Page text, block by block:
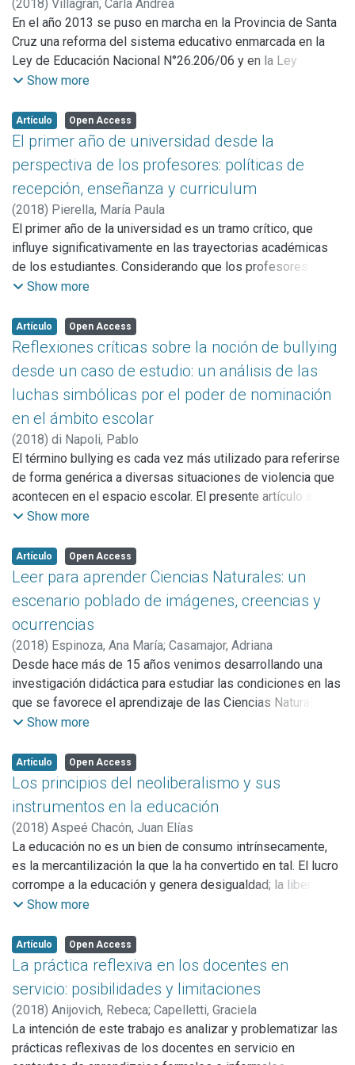
de una pedagogía que, edificada a la luz del desarrollo
como empoderamiento, sirve para replantear, con
propósitos de isomorfismo, tanto la formación como la
actuación de educadores y trabajadores sociales.
(2018) Villagran, Carla Andrea
En el año 2013 se puso en marcha en la Provincia de Santa
Cruz una reforma del sistema educativo enmarcada en la
Ley de Educación Nacional N°26.206/06 y en la Ley
Provincial de Educación N° 3305/12.
como tecnologías políticas de regulación y sus efectos en
la producción de subjetividades. Las nociones de
tecnología y de regulación aportan a la comprensión de los
procesos de afectación que produce la reforma en la
subjetividad de directivos y docentes y en su propio
quehacer a través de la introducción de un conjunto de
nuevos conceptos, términos y maneras de indicar cómo se
deben guiar las prácticas en la escuela. En concreto, nos
estamos refiriendo a los modos de regulación y de
conducción de las conductas que operan como parte de las
Show more
Artículo Open Access
El primer año de universidad desde la
perspectiva de los profesores: políticas de
recepción, enseñanza y curriculum
(2018) Pierella, María Paula
El primer año de la universidad es un tramo crítico, que
influye significativamente en las trayectorias académicas
de los estudiantes. Considerando que los profesores de
primer año constituyen actores centrales en el proceso de
acercamiento a una serie de dimensiones implicadas en el
ejercicio de la docencia universitaria en dicho ciclo.
Específicamente, el trabajo aborda dos aspectos diferentes
pero interrelacionados: las percepciones de los docentes
sobre los ingresantes y una serie de tensiones
identificadas en el plano del curriculum. Estas cuestiones
están atravesadas por las condiciones de trabajo, en una
trama compleja en la que interactúan elementos
estructurales y aspectos subjetivos. La información
empírica se obtuvo del análisis de entrevistas narrativas a
docentes de primer año de la Universidad Nacional de
el campo de investigación sobre la enseñanza en primer
año como una actividad con características y problemas
específicos.
Show more
Artículo Open Access
Reflexiones críticas sobre la noción de bullying
desde un caso de estudio: un análisis de las
luchas simbólicas por el poder de nominación
en el ámbito escolar
(2018) di Napoli, Pablo
El término bullying es cada vez más utilizado para referirse
de forma genérica a diversas situaciones de violencia que
acontecen en el espacio escolar. El presente artículo se
plantea un doble objetivo. En primer lugar, busca
perspectiva del bullying del fenómeno más amplio de las
violencias en las escuelas. En segundo lugar, pretende
analizar los efectos simbólicos del uso de dicho término a
partir de un caso extremo sobre un grupo de estudiantes
que se autodenomina “los bullying”. En el marco de una
investigación cualitativa durante el año 2012 se realizaron
35 entrevistas en profundidad y un grupo focal con
estudiantes de una escuela secundaria de gestión estatal
de la provincia de Buenos Aires en Argentina.
Show more
Artículo Open Access
Leer para aprender Ciencias Naturales: un
escenario poblado de imágenes, creencias y
ocurrencias
(2018) Espinoza, Ana María; Casamajor, Adriana
Desde hace más de 15 años venimos desarrollando una
investigación didáctica para estudiar las condiciones en las
que se favorece el aprendizaje de las Ciencias Naturales a
través de la lectura y la escritura. Sostenemos que
enseñanza, que permita la problematización de las ideas
centrales que se desarrollan en un texto, contribuye a
instalar un propósito lector si, al mismo tiempo, se concibe
el aula como un espacio para el intercambio de las
interpretaciones que realizan los alumnos. La propuesta
requiere suspender momentáneamente el conocimiento
validado -la autoridad del texto- y habilitar a los alumnos a
poner en duda lo que está escrito y discutir cómo lo están
entendiendo.
Show more
Artículo Open Access
Los principios del neoliberalismo y sus
instrumentos en la educación
(2018) Aspeé Chacón, Juan Elías
La educación no es un bien de consumo intrínsecamente,
es la mercantilización la que la ha convertido en tal. El lucro
corrompe a la educación y genera desigualdad; la libertad
de enseñanza no garantiza mejor calidad, sino que perpetúa
desarrollan en el presente ensayo, el que se sirve de un
análisis cualitativo de columnas de opinión de filósofos
neo-liberales chilenos, cuyas opiniones son analizadas
mediante la perspectiva crítica.
Show more
Artículo Open Access
La práctica reflexiva en los docentes en
servicio: posibilidades y limitaciones
(2018) Anijovich, Rebeca; Capelletti, Graciela
La intención de este trabajo es analizar y problematizar las
prácticas reflexivas de los docentes en servicio en